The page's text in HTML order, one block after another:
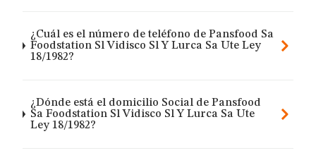
¿Cuál es el número de teléfono de Pansfood Sa
Foodstation Sl Vidisco Sl Y Lurca Sa Ute Ley
18/1982?
¿Dónde está el domicilio Social de Pansfood
Sa Foodstation Sl Vidisco Sl Y Lurca Sa Ute
Ley 18/1982?